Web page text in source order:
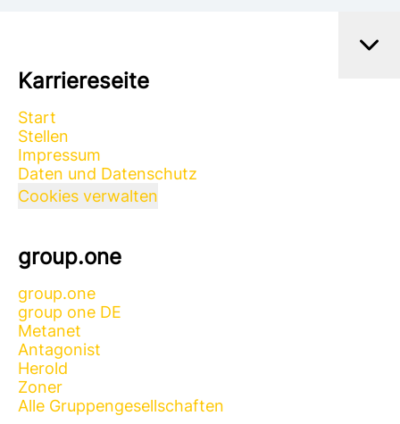
Karriereseite
Start
Stellen
Impressum
Daten und Datenschutz
Cookies verwalten
group.one
group.one
group one DE
Metanet
Antagonist
Herold
Zoner
Alle Gruppengesellschaften